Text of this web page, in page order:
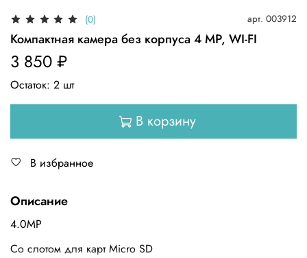
(0) арт. 003912
Компактная камера без корпуса 4 MP, WI-FI
3 850 ₽
Остаток: 2 шт
В корзину
В избранное
Описание
4.0MP
Со слотом для карт Micro SD